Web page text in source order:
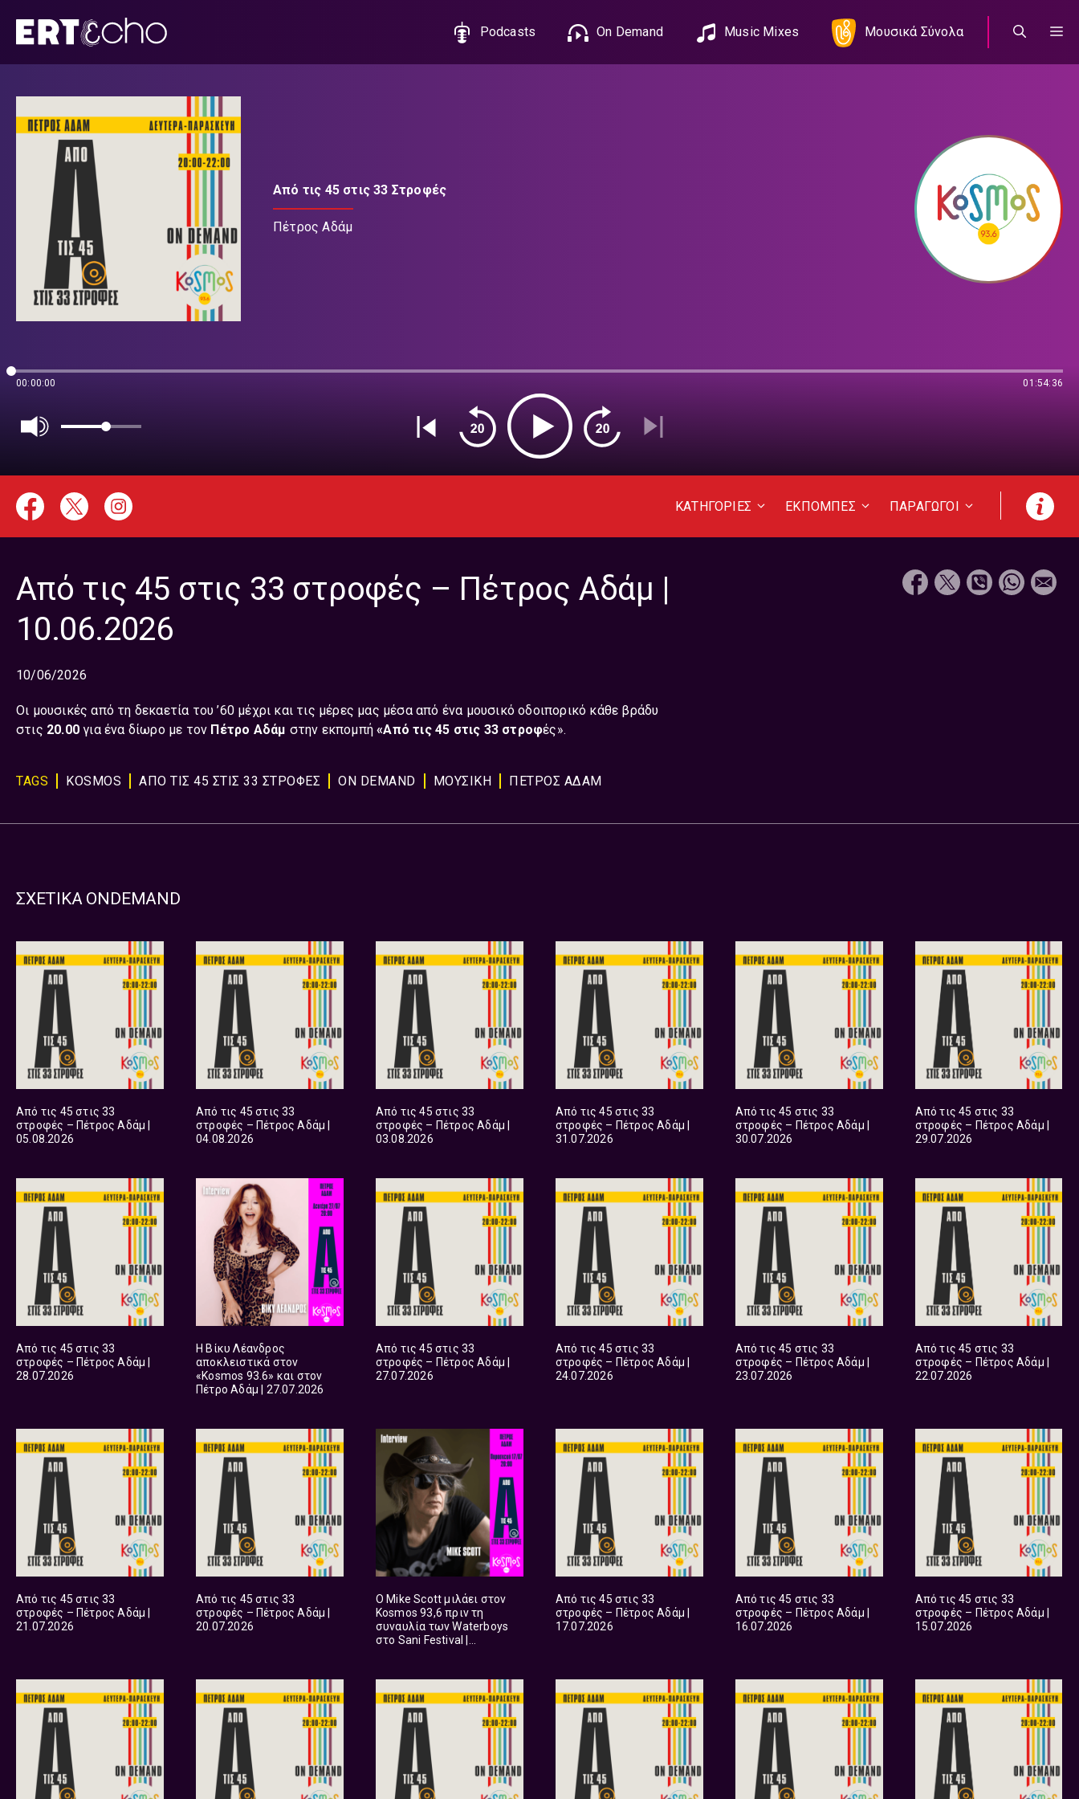
περιεχόμενο
Podcasts On Demand Music Mixes Μουσικά Σύνολα
Από τις 45 στις 33 Στροφές
Πέτρος Αδάμ
00:00:00 01:54:36
ΚΑΤΗΓΟΡΙΕΣ ΕΚΠΟΜΠΕΣ ΠΑΡΑΓΩΓΟΙ
Από τις 45 στις 33 στροφές – Πέτρος Αδάμ |
10.06.2026
10/06/2026
Οι μουσικές από τη δεκαετία του ’60 μέχρι και τις μέρες μας μέσα από ένα μουσικό οδοιπορικό κάθε βράδυ
στις 20.00 για ένα δίωρο με τον Πέτρο Αδάμ στην εκπομπή«Από τις 45 στις 33 στροφές».
TAGS KOSMOS ΑΠΟ ΤΙΣ 45 ΣΤΙΣ 33 ΣΤΡΟΦΕΣ ON DEMAND ΜΟΥΣΙΚΗ ΠΕΤΡΟΣ ΑΔΑΜ
ΣΧΕΤΙΚΑ ONDEMAND
Από τις 45 στις 33
στροφές – Πέτρος Αδάμ |
05.08.2026
Από τις 45 στις 33
στροφές – Πέτρος Αδάμ |
04.08.2026
Από τις 45 στις 33
στροφές – Πέτρος Αδάμ |
03.08.2026
Από τις 45 στις 33
στροφές – Πέτρος Αδάμ |
31.07.2026
Από τις 45 στις 33
στροφές – Πέτρος Αδάμ |
30.07.2026
Από τις 45 στις 33
στροφές – Πέτρος Αδάμ |
29.07.2026
Από τις 45 στις 33
στροφές – Πέτρος Αδάμ |
28.07.2026
Η Βίκυ Λέανδρος
αποκλειστικά στον
«Kosmos 93.6» και στον
Πέτρο Αδάμ | 27.07.2026
Από τις 45 στις 33
στροφές – Πέτρος Αδάμ |
27.07.2026
Από τις 45 στις 33
στροφές – Πέτρος Αδάμ |
24.07.2026
Από τις 45 στις 33
στροφές – Πέτρος Αδάμ |
23.07.2026
Από τις 45 στις 33
στροφές – Πέτρος Αδάμ |
22.07.2026
Από τις 45 στις 33
στροφές – Πέτρος Αδάμ |
21.07.2026
Από τις 45 στις 33
στροφές – Πέτρος Αδάμ |
20.07.2026
Ο Mike Scott μιλάει στον
Kosmos 93,6 πριν τη
συναυλία των Waterboys
στο Sani Festival |
Από τις 45 στις 33
στροφές – Πέτρος Αδάμ |
17.07.2026
Από τις 45 στις 33
στροφές – Πέτρος Αδάμ |
16.07.2026
Από τις 45 στις 33
στροφές – Πέτρος Αδάμ |
15.07.2026